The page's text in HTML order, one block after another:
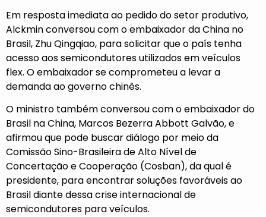
Em resposta imediata ao pedido do setor produtivo,
Alckmin conversou com o embaixador da China no
Brasil, Zhu Qingqiao, para solicitar que o país tenha
acesso aos semicondutores utilizados em veículos
flex. O embaixador se comprometeu a levar a
demanda ao governo chinês.
O ministro também conversou com o embaixador do
Brasil na China, Marcos Bezerra Abbott Galvão, e
afirmou que pode buscar diálogo por meio da
Comissão Sino-Brasileira de Alto Nível de
Concertação e Cooperação (Cosban), da qual é
presidente, para encontrar soluções favoráveis ao
Brasil diante dessa crise internacional de
semicondutores para veículos.